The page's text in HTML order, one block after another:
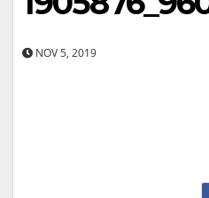
NOV 5, 2019